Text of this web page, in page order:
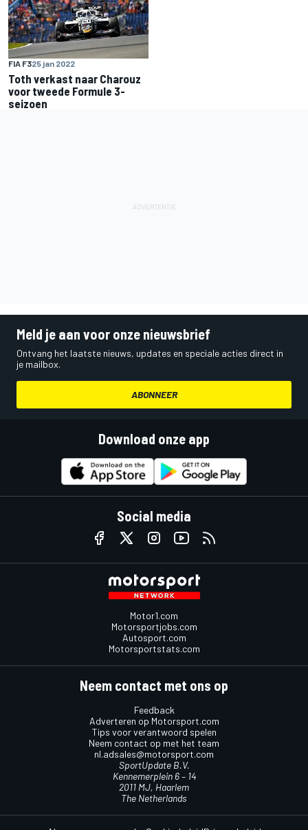
FIA F325 jan 2022
Toth verkast naar Charouz
voor tweede Formule 3-
seizoen
Meld je aan voor onze nieuwsbrief
Ontvang het laatste nieuws, updates en speciale acties direct in
je mailbox.
ABONNEER
Download onze app
Social media
Motor1.com
Motorsportjobs.com
Autosport.com
Motorsportstats.com
Neem contact met ons op
Feedback
Adverteren op Motorsport.com
Tips voor verantwoord spelen
Neem contact op met het team
nl.adsales@motorsport.com
SportUpdate B.V.
Kennemerplein 6 – 14
2011 MJ, Haarlem
The Netherlands